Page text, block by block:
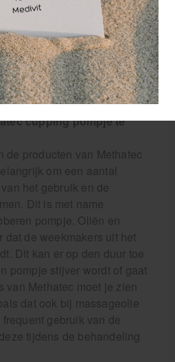
gevallen? Of is uw pomp
glazen kapot gegaan?
losse onderdelen
cups bij Medivit.
cupping pompje te
de producten van Methatec
om een aantal
het gebruik en de
Dit is met name
pompje. Oliën en
dat de weekmakers uit het
Dit kan er op den duur toe
pompje stijver wordt of gaat
van Methatec moet je zien
dat ook bij massageolie
gebruik van de
tijdens de behandeling